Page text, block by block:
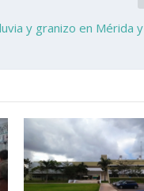
y granizo en Mérida